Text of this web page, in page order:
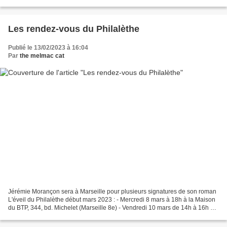
Les rendez-vous du Philalèthe
Publié le 13/02/2023 à 16:04
Par the melmac cat
Jérémie Morançon sera à Marseille pour plusieurs signatures de son roman
L'éveil du Philalèthe début mars 2023 : - Mercredi 8 mars à 18h à la Maison
du BTP, 344, bd. Michelet (Marseille 8e) - Vendredi 10 mars de 14h à 16h au